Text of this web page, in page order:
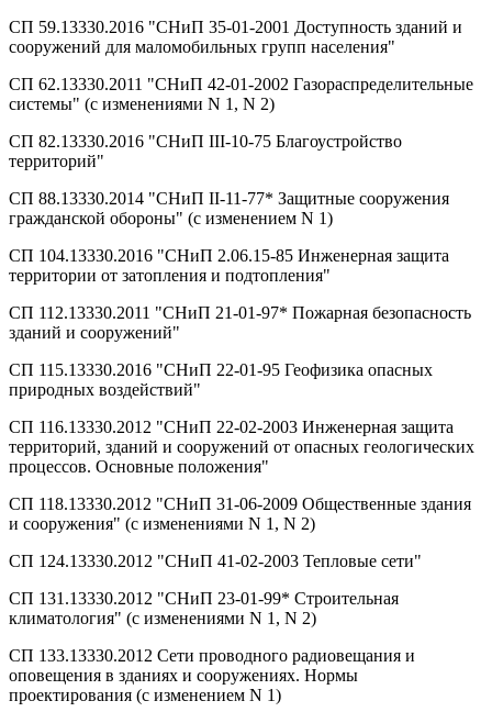
СП 59.13330.2016 "СНиП 35-01-2001 Доступность зданий и
сооружений для маломобильных групп населения"
СП 62.13330.2011 "СНиП 42-01-2002 Газораспределительные
системы" (с изменениями N 1, N 2)
СП 82.13330.2016 "СНиП III-10-75 Благоустройство
территорий"
СП 88.13330.2014 "СНиП II-11-77* Защитные сооружения
гражданской обороны" (с изменением N 1)
СП 104.13330.2016 "СНиП 2.06.15-85 Инженерная защита
территории от затопления и подтопления"
СП 112.13330.2011 "СНиП 21-01-97* Пожарная безопасность
зданий и сооружений"
СП 115.13330.2016 "СНиП 22-01-95 Геофизика опасных
природных воздействий"
СП 116.13330.2012 "СНиП 22-02-2003 Инженерная защита
территорий, зданий и сооружений от опасных геологических
процессов. Основные положения"
СП 118.13330.2012 "СНиП 31-06-2009 Общественные здания
и сооружения" (с изменениями N 1, N 2)
СП 124.13330.2012 "СНиП 41-02-2003 Тепловые сети"
СП 131.13330.2012 "СНиП 23-01-99* Строительная
климатология" (с изменениями N 1, N 2)
СП 133.13330.2012 Сети проводного радиовещания и
оповещения в зданиях и сооружениях. Нормы
проектирования (с изменением N 1)